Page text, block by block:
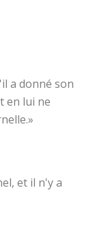
a donné son
en lui ne
et il n'y a